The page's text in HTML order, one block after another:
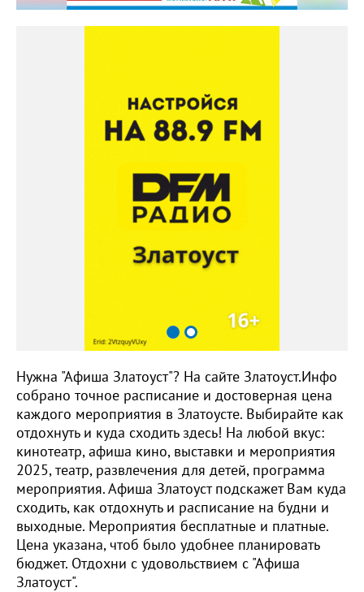
Нужна "Афиша Златоуст"? На сайте Златоуст.Инфо
собрано точное расписание и достоверная цена
каждого мероприятия в Златоусте. Выбирайте как
отдохнуть и куда сходить здесь! На любой вкус:
кинотеатр, афиша кино, выставки и мероприятия
2025, театр, развлечения для детей, программа
мероприятия. Афиша Златоуст подскажет Вам куда
сходить, как отдохнуть и расписание на будни и
выходные. Мероприятия бесплатные и платные.
Цена указана, чтоб было удобнее планировать
бюджет. Отдохни с удовольствием с "Афиша
Златоуст".